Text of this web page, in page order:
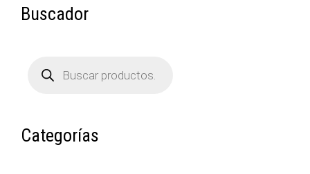
Buscador
productos
Categorías